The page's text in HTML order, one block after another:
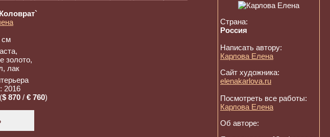
см
золото,
лак
2016
($ 870 / € 760)
Страна:
Россия
Написать автору:
Карлова Елена
Сайт художника:
elenakarlova.ru
Посмотреть все работы:
Карлова Елена
Об авторе: